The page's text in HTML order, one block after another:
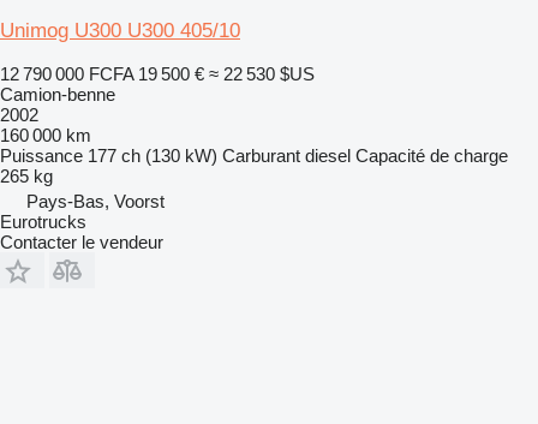
Unimog U300 U300 405/10
12 790 000 FCFA 19 500 € ≈ 22 530 $US
Camion-benne
2002
160 000 km
Puissance 177 ch (130 kW) Carburant diesel Capacité de charge
265 kg
Pays-Bas, Voorst
Eurotrucks
Contacter le vendeur